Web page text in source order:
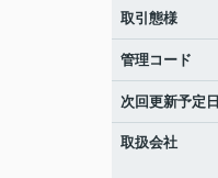
取引態様
管理コード
次回更新予定日
取扱会社